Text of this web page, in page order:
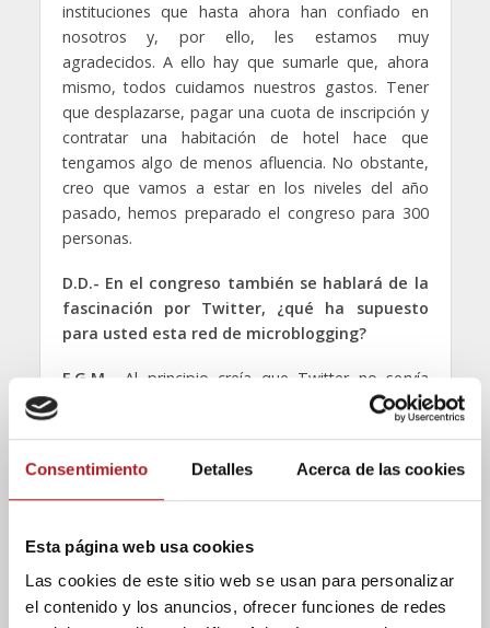
Consentimiento Detalles Acerca de las cookies
Esta página web usa cookies
Las cookies de este sitio web se usan para personalizar
el contenido y los anuncios, ofrecer funciones de redes
instituciones que hasta ahora han confiado en
nosotros y, por ello, les estamos muy
agradecidos. A ello hay que sumarle que, ahora
mismo, todos cuidamos nuestros gastos. Tener
que desplazarse, pagar una cuota de inscripción y
contratar una habitación de hotel hace que
tengamos algo de menos afluencia. No obstante,
creo que vamos a estar en los niveles del año
pasado, hemos preparado el congreso para 300
personas.
D.D.- En el congreso también se hablará de la
fascinación por Twitter, ¿qué ha supuesto
para usted esta red de microblogging?
F.G.M.-
Al principio creía que Twitter no servía
para gran cosa y, sin embargo, hoy es una de mis
fuentes de información más importantes. Me
y, en la medida de lo posible, contribuyo a que
otros se enteren de lo que sucede con mi perfil.
conversación no es entre dos personas sino entre
una persona y una multitud. Twitter nos ha
cambiado la vida y la forma de hacer las cosas.